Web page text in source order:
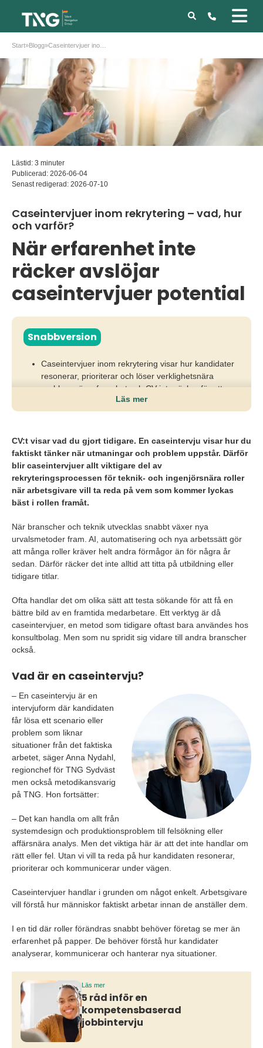
Start»Blogg»
Lästid: 3 minuter
Publicerad: 2026-06-04
Senast redigerad: 2026-07-10
Caseintervjuer inom rekrytering – vad, hur
och varför?
När erfarenhet inte
räcker avslöjar
caseintervjuer potential
Snabbversion
Caseintervjuer inom rekrytering visar hur kandidater
resonerar, prioriterar och löser verklighetsnära
problem när erfarenhet och CV inte räcker för att
kompetens om de enbart bedömer tidigare meriter.
Arbetsgivare behöver kombinera caseintervjuer med
strukturerade urvalsmetoder och låta kandidater visa
sitt arbetssätt, sin problemlösning och sin
kommunikationsförmåga i praktiken.
Läs mer
CV:t visar vad du gjort tidigare. En caseintervju visar hur du
faktiskt tänker när utmaningar och problem uppstår. Därför
blir caseintervjuer allt viktigare del av
rekryteringsprocessen för teknik- och ingenjörsnära roller
när arbetsgivare vill ta reda på vem som kommer lyckas
bäst i rollen framåt.
När branscher och teknik utvecklas snabbt växer nya
urvalsmetoder fram. AI, automatisering och nya arbetssätt gör
att många roller kräver helt andra förmågor än för några år
sedan. Därför räcker det inte alltid att titta på utbildning eller
tidigare titlar.
Ofta handlar det om olika sätt att testa sökande för att få en
bättre bild av en framtida medarbetare. Ett verktyg är då
caseintervjuer, en metod som tidigare oftast bara användes hos
konsultbolag. Men som nu spridit sig vidare till andra branscher
också.
Vad är en caseintervju?
– En caseintervju är en
intervjuform där kandidaten
får lösa ett scenario eller
problem som liknar
situationer från det faktiska
arbetet, säger Anna Nydahl,
regionchef för TNG Sydväst
men också metodikansvarig
på TNG. Hon fortsätter:
– Det kan handla om allt från
systemdesign och produktionsproblem till felsökning eller
affärsnära analys. Men det viktiga här är att det inte handlar om
rätt eller fel. Utan vi vill ta reda på hur kandidaten resonerar,
prioriterar och kommunicerar under vägen.
Caseintervjuer handlar i grunden om något enkelt. Arbetsgivare
vill förstå hur människor faktiskt arbetar innan de anställer dem.
I en tid där roller förändras snabbt behöver företag se mer än
erfarenhet på papper. De behöver förstå hur kandidater
analyserar, kommunicerar och hanterar nya situationer.
Läs mer
5 råd inför en
kompetensbaserad
jobbintervju